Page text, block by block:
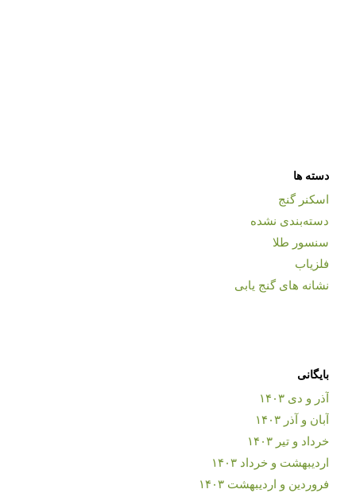
دسته ها
اسکنر گنج
دسته‌بندی نشده
سنسور طلا
فلزیاب
نشانه های گنج یابی
بایگانی
آذر و دی ۱۴۰۳
آبان و آذر ۱۴۰۳
خرداد و تیر ۱۴۰۳
اردیبهشت و خرداد ۱۴۰۳
فروردین و اردیبهشت ۱۴۰۳